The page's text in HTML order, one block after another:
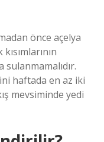
önce açelya
haftada en az iki
mevsiminde yedi